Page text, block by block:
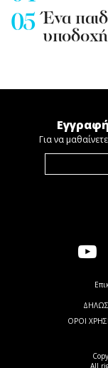
Ένα
Εγγραφή
Για να
All
ΟΡΟΙ